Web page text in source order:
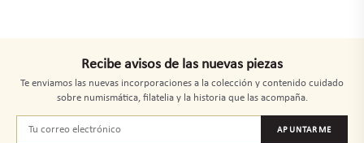
Recibe avisos de las nuevas piezas
Te enviamos las nuevas incorporaciones a la colección y contenido cuidado
sobre numismática, filatelia y la historia que las acompaña.
APUNTARME